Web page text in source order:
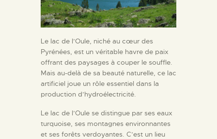
Le lac de l’Oule, niché au cœur des
Pyrénées, est un véritable havre de paix
offrant des paysages à couper le souffle.
Mais au-delà de sa beauté naturelle, ce lac
artificiel joue un rôle essentiel dans la
production d’hydroélectricité.
Le lac de l’Oule se distingue par ses eaux
turquoise, ses montagnes environnantes
et ses forêts verdoyantes. C’est un lieu